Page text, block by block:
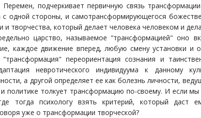
подчеркивает первичную связь
одной стороны, и самотрансформирующегося
и творчества, который делает человека человеком и
царство, называемое “трансформацией" оно
каждое движение вперед, любую смену установки
переориентация сознания и
невротического индивидуума к данному
а другой определяет ее как болезнь личности,
и политике толкует трансформацию по-своему. И если
тогда психологу взять критерий, который даст
уже о трансформации творческой?